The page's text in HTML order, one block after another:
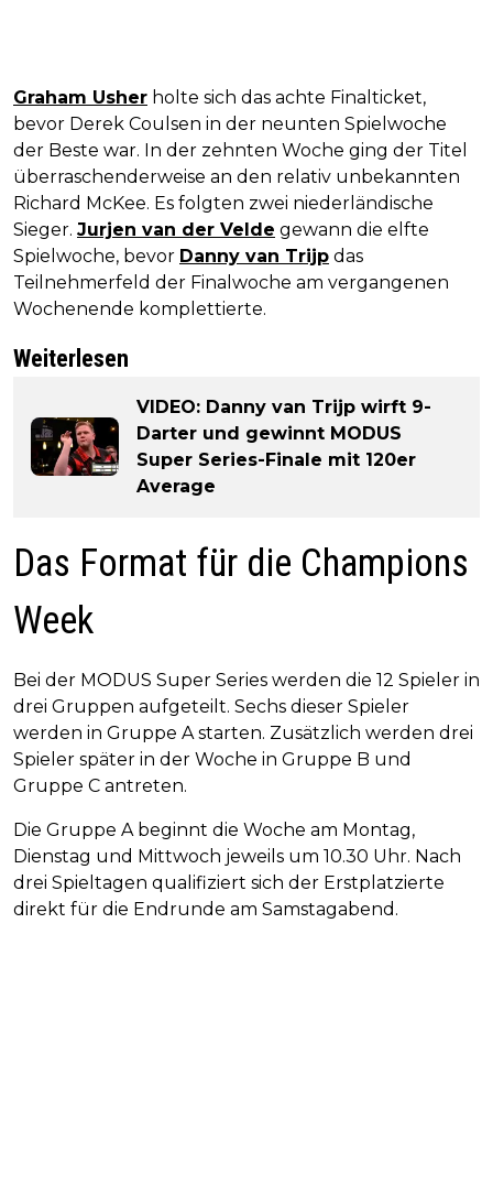
Graham Usher holte sich das achte Finalticket,
bevor Derek Coulsen in der neunten Spielwoche
der Beste war. In der zehnten Woche ging der Titel
überraschenderweise an den relativ unbekannten
Richard McKee. Es folgten zwei niederländische
Sieger. Jurjen van der Velde gewann die elfte
Spielwoche, bevor Danny van Trijp das
Teilnehmerfeld der Finalwoche am vergangenen
Wochenende komplettierte.
Weiterlesen
VIDEO: Danny van Trijp wirft 9-
Darter und gewinnt MODUS
Super Series-Finale mit 120er
Average
Das Format für die Champions
Week
Bei der MODUS Super Series werden die 12 Spieler in
drei Gruppen aufgeteilt. Sechs dieser Spieler
werden in Gruppe A starten. Zusätzlich werden drei
Spieler später in der Woche in Gruppe B und
Gruppe C antreten.
Die Gruppe A beginnt die Woche am Montag,
Dienstag und Mittwoch jeweils um 10.30 Uhr. Nach
drei Spieltagen qualifiziert sich der Erstplatzierte
direkt für die Endrunde am Samstagabend.